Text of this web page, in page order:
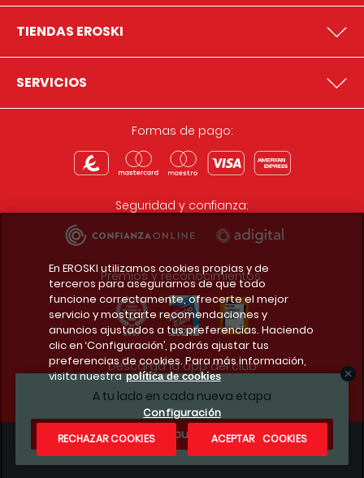
A tu lado en cada nueva etapa
¿Te apuntas?
TIENDAS EROSKI
SERVICIOS
Formas de pago:
Seguridad y confianza:
Premios y reconocimientos:
Descarga la app del club
Condiciones legales
En EROSKI utilizamos cookies propias y de
terceros para asegurarnos de que todo
funcione correctamente, ofrecerte el mejor
servicio y mostrarte recomendaciones y
anuncios ajustados a tus preferencias. Haciendo
clic en ‘Configuración’, podrás ajustar tus
preferencias de cookies. Para más información,
visita nuestra política de cookies
Configuración
RECHAZAR COOKIES
ACEPTAR COOKIES